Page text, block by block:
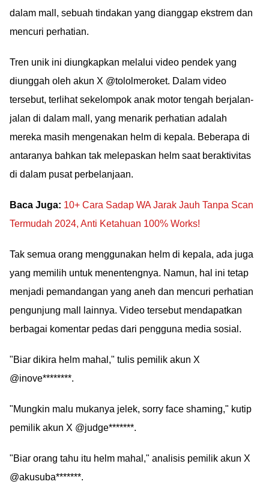
dalam mall, sebuah tindakan yang dianggap ekstrem dan
mencuri perhatian.
Tren unik ini diungkapkan melalui video pendek yang
diunggah oleh akun X @tololmeroket. Dalam video
tersebut, terlihat sekelompok anak motor tengah berjalan-
jalan di dalam mall, yang menarik perhatian adalah
mereka masih mengenakan helm di kepala. Beberapa di
antaranya bahkan tak melepaskan helm saat beraktivitas
di dalam pusat perbelanjaan.
Baca Juga: 10+ Cara Sadap WA Jarak Jauh Tanpa Scan
Termudah 2024, Anti Ketahuan 100% Works!
Tak semua orang menggunakan helm di kepala, ada juga
yang memilih untuk menentengnya. Namun, hal ini tetap
menjadi pemandangan yang aneh dan mencuri perhatian
pengunjung mall lainnya. Video tersebut mendapatkan
berbagai komentar pedas dari pengguna media sosial.
"Biar dikira helm mahal," tulis pemilik akun X
@inove********.
"Mungkin malu mukanya jelek, sorry face shaming," kutip
pemilik akun X @judge*******.
"Biar orang tahu itu helm mahal," analisis pemilik akun X
@akusuba*******.